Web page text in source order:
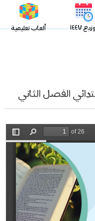
١٤٤٧ ألعاب تعليمية
الفصل الثاني